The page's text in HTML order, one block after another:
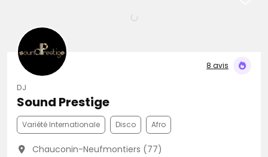
8 avis
DJ
Sound Prestige
Variété Internationale Disco Afro
Chauconin-Neufmontiers (77)